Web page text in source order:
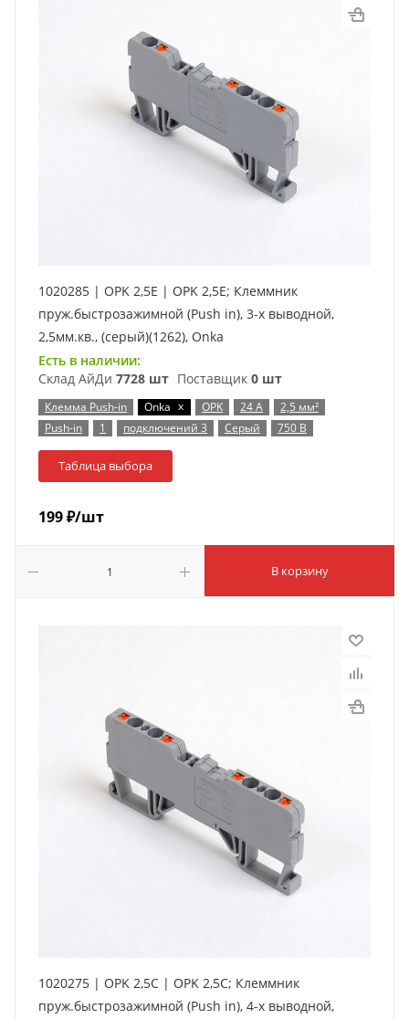
1020285 | OPK 2,5E | OPK 2,5E; Клеммник
пруж.быстрозажимной (Push in), 3-х выводной,
2,5мм.кв., (серый)(1262), Onka
Есть в наличии:
Склад АйДи 7728 шт Поставщик 0 шт
Клемма Push-in Onka x OPK 24 А
2,5 мм²
Push-in
1 подключений 3 Серый 750 В
Таблица выбора
199₽/шт
В корзину
1020275 | OPK 2,5C | OPK 2,5C; Клеммник
пруж.быстрозажимной (Push in), 4-х выводной,